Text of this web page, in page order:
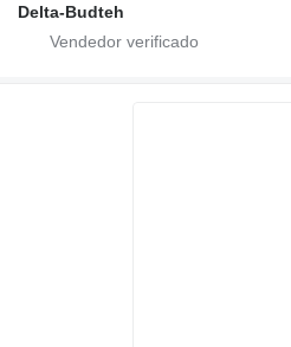
Delta-Budteh